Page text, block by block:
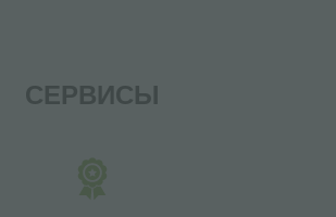
СЕРВИСЫ